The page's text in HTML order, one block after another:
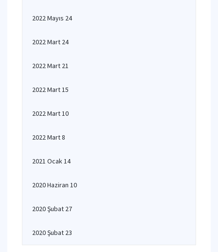
2022 Mayıs 24
2022 Mart 24
2022 Mart 21
2022 Mart 15
2022 Mart 10
2022 Mart 8
2021 Ocak 14
2020 Haziran 10
2020 Şubat 27
2020 Şubat 23